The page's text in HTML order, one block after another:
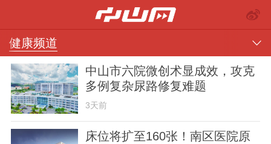
健康频道
中山市六院微创术显成效，攻克
多例复杂尿路修复难题
3天前
床位将扩至160张！南区医院原